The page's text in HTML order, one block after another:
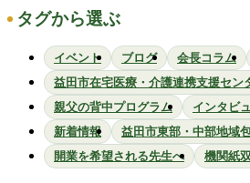
タグから選ぶ
イベント ブログ 会長コラム
益田市在宅医療・介護連携支援セン
親父の背中プログラム
インタビ
新着情報
益田市東部・中部地域
開業を希望される先生へ
機関紙